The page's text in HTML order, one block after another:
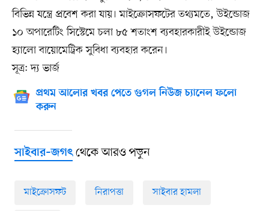
বিভিন্ন যন্ত্রে প্রবেশ করা যায়। মাইক্রোসফটের তথ্যমতে, উইন্ডোজ
১০ অপারেটিং সিস্টেমে চলা ৮৫ শতাংশ ব্যবহারকারীই উইন্ডোজ
হ্যালো বায়োমেট্রিক সুবিধা ব্যবহার করেন।
সূত্র: দ্য ভার্জ
প্রথম আলোর খবর পেতে গুগল নিউজ চ্যানেল ফলো
করুন
সাইবার–জগৎথেকে আরও পড়ুন
মাইক্রোসফট নিরাপত্তা সাইবার হামলা